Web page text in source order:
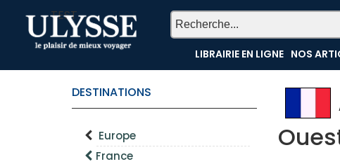
TEST
LIBRAIRIE EN LIGNE NOS
DESTINATIONS
Europe
France